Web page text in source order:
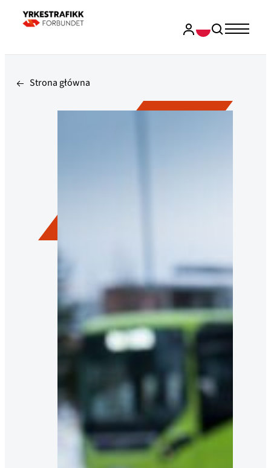
Strona główna